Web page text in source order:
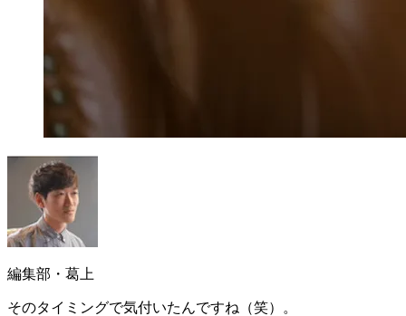
編集部・葛上
そのタイミングで気付いたんですね（笑）。